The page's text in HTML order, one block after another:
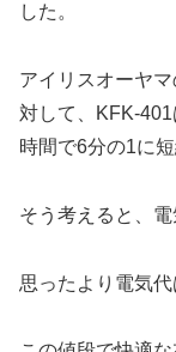
した。
アイリスオーヤ
対して、KFK-
時間で6分の1に短
そう考えると、
思ったより電気代